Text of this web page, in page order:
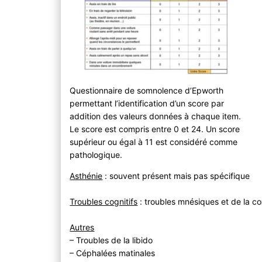
Questionnaire de somnolence d’Epworth
permettant l’identification d’un score par
addition des valeurs données à chaque item.
Le score est compris entre 0 et 24. Un score
supérieur ou égal à 11 est considéré comme
pathologique.
Asthénie : souvent présent mais pas spécifique
Troubles cognitifs : troubles mnésiques et de la
Autres
– Troubles de la libido
– Céphalées matinales